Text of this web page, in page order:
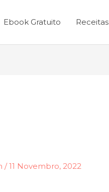
Ebook Gratuito Receitas
/11 Novembro, 2022